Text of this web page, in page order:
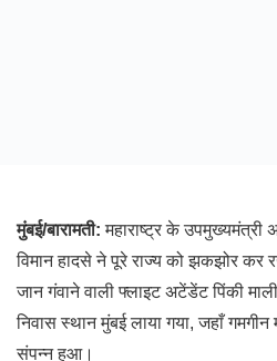
मुंबई/बारामती: महाराष्ट्र के उपमुख्यमंत्री
विमान हादसे ने पूरे राज्य को झकझोर कर
जान गंवाने वाली फ्लाइट अटेंडेंट पिंकी
निवास स्थान मुंबई लाया गया, जहाँ
संपन्न हुआ।